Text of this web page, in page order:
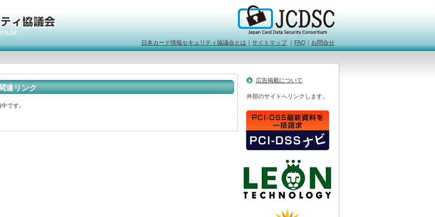
日本カード情報セキュリティ協議会とは サイトマップ｜ FAQ お問合せ
連リンク
です。
広告掲載について
外部のサイトへリンクします。